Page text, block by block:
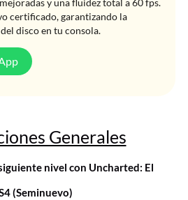
y una fluidez total a 60 fps.
certificado, garantizando la
disco en tu consola.
Generales
nivel con Uncharted: El
(Seminuevo)